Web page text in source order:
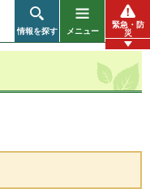
情報を探す メニュー
緊急・防
災